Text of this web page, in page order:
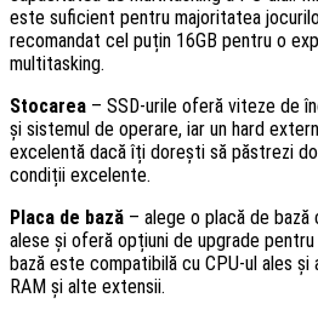
este suficient pentru majoritatea
recomandat cel puțin 16GB pentru o
multitasking.
Stocarea – SSD-urile oferă viteze de
și sistemul de operare, iar un hard
excelentă dacă îți dorești să păstrezi
condiții excelente.
Placa de bază – alege o placă de
alese și oferă opțiuni de upgrade
bază este compatibilă cu CPU-ul ales
RAM și alte extensii.